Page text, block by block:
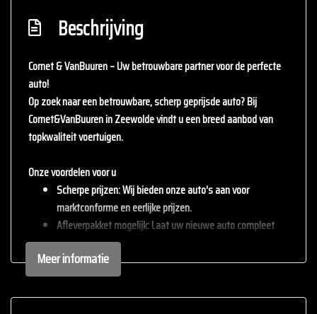
Beschrijving
Cornet & VanBuuren – Uw betrouwbare partner voor de perfecte
auto!
Op zoek naar een betrouwbare, scherp geprijsde auto? Bij
Cornet&VanBuurenin Zeewolde vindt u een breed aanbod van
topkwaliteit voertuigen.
Onze voordelen voor u
Scherpe prijzen: Wij bieden onze auto's aan voor
marktconforme en eerlijke prijzen.
Afleverpakket mogelijk: Laat uw nieuwe auto compleet
afleveren met één van onze afleverpakketten (tegen
meerprijs).
Inruil mogelijk: Wij staan open voor uw huidige auto – inruil
is altijd bespreekbaar.
Meer informatie